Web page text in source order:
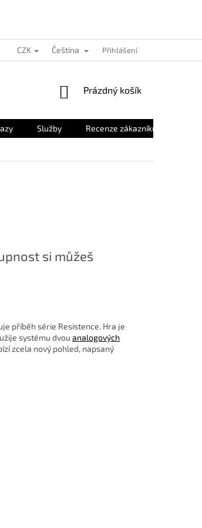
CZK Čeština Přihlášení
NÁKUPNÍ
Prázdný košík
Služby Recenze zákazníků
si můžeš
příběh série Resistence. Hra je
systému dvou analogových
zcela nový pohled, napsaný